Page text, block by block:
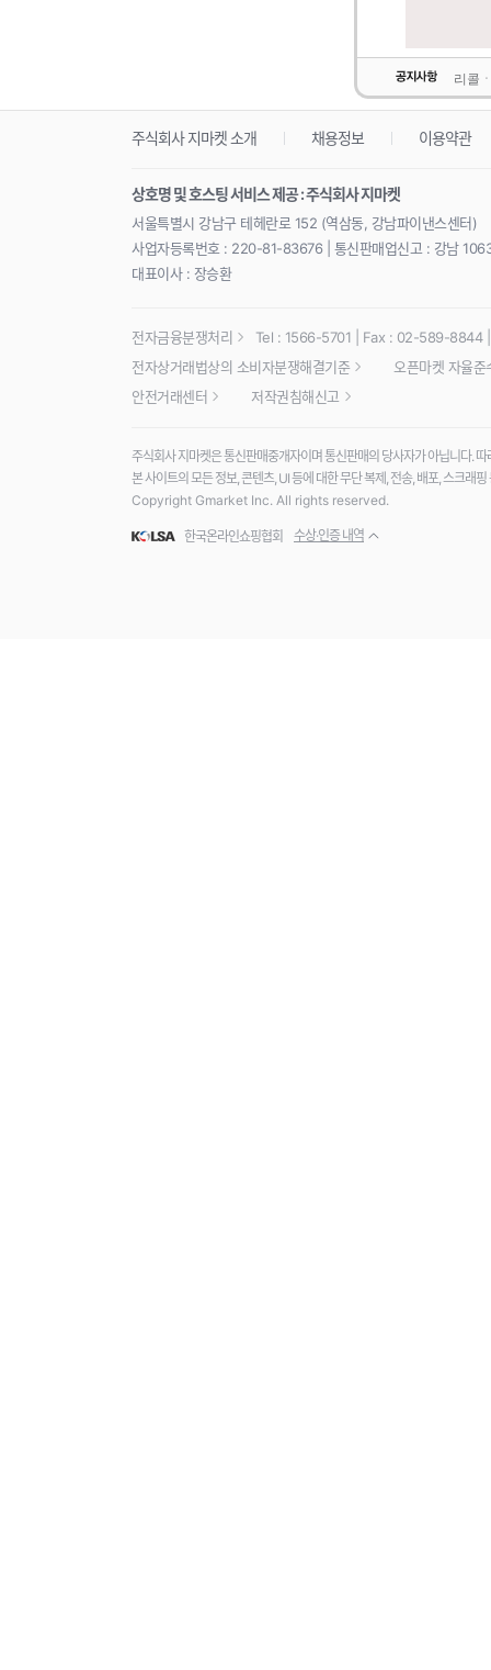
리콜
주식회사 지마켓 소개 채용정보 이용약관
상호명 및 호스팅 서비스 제공 : 주식회사 지마켓
서울특별시 강남구 테헤란로 152 (역삼동, 강남파이낸스센터)
사업자등록번호 : 220-81-83676 | 통신판매업신고 : 강남
대표이사 : 장승환
전자금융분쟁처리
Tel : 1566-5701 | Fax : 02-589-8844
전자상거래법상의 소비자분쟁해결기준
오픈마켓 자율준
안전거래센터
저작권침해신고
주식회사 지마켓은 통신판매중개자이며 통신판매의 당사자가 아닙니다.
본 사이트의 모든 정보, 콘텐츠, UI 등에 대한 무단 복제, 전송, 배포, 스크래
Copyright Gmarket Inc. All rights reserved.
한국온라인쇼핑협회 수상·인증 내역